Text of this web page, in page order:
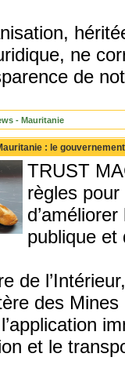
ne
de
- Mauritanie
: le
TRUST
règles
publique et
de
des
et le